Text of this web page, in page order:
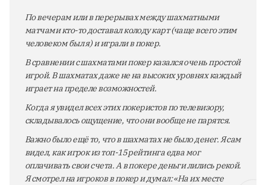
По вечерам или в перерывах между шахматными
матчами кто-то доставал колоду карт (чаще всего этим
человеком был я) и играли в покер.
В сравнении с шахматами покер казался очень простой
игрой. В шахматах даже не на высоких уровнях каждый
играет на пределе возможностей.
Когда я увидел всех этих покеристов по телевизору,
складывалось ощущение, что они вообще не парятся.
Важно было ещё то, что в шахматах не было денег. Я сам
видел, как игрок из топ-15 рейтинга едва мог
оплачивать свои счета. А в покере деньги лились рекой.
Я смотрел на игроков в покер и думал: «На их месте